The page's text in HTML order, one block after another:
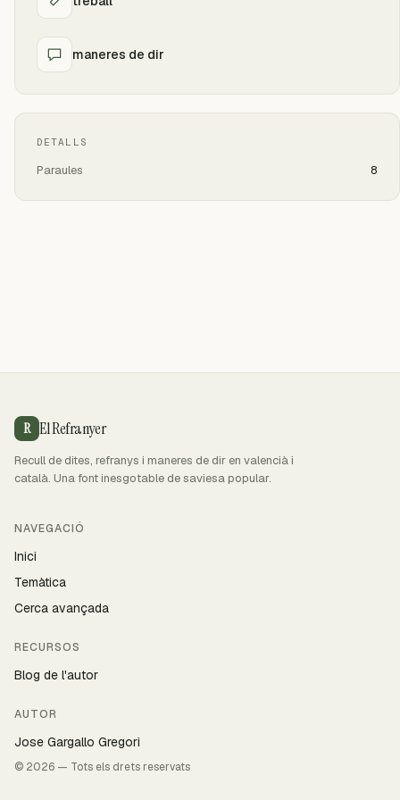
maneres de dir
DETALLS
Paraules 8
R El Refranyer
Recull de dites, refranys i maneres de dir en valencià i
català. Una font inesgotable de saviesa popular.
NAVEGACIÓ
Inici
Temàtica
Cerca avançada
RECURSOS
Blog de l'autor
AUTOR
Jose Gargallo Gregori
© 2026 — Tots els drets reservats